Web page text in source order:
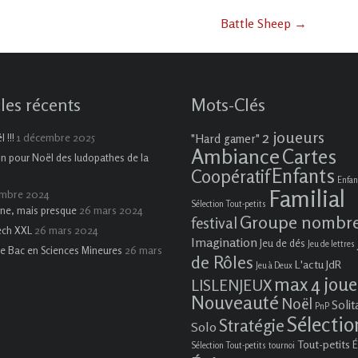
Battle Sheep →
récents
!!! 1 décembre 2025
pour Noël des ludopathes de la
2024
mais presque 26 mars 2024
XXL 26 mars 2024
Bac en Sciences Mineures 26 mars
Mots-Clés
"Hard gamer" 2 joueurs
AmbianceCartes
CoopératifEnfants
Sélection Tout-petits Familial
festival Groupe
Imagination Jeu de dés Jeu de lettres
de Rôles Jeu à Deux L'actu JdR
LISLENJEUXmax 4
Nouveauté Noël PnP
Solo Stratégie
Sélection Tout-petits tournoi Tout-petits